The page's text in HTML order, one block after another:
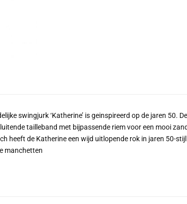
swingjurk ‘Katherine’ is geinspireerd op de jaren 50.
tailleband met bijpassende riem voor een mooi
heeft de Katherine een wijd uitlopende rok in jaren 50-
manchetten